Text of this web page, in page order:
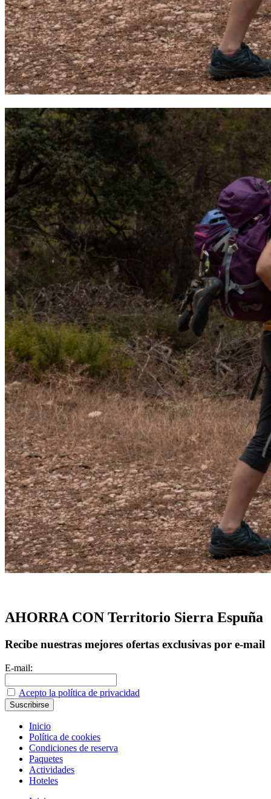
AHORRA CON Territorio Sierra Espuña
Recibe nuestras mejores ofertas exclusivas por e-mail
E-mail:
Acepto la política de privacidad
Inicio
Política de cookies
Condiciones de reserva
Paquetes
Actividades
Hoteles